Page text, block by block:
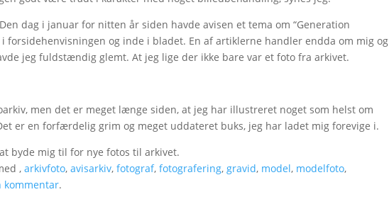
dag i januar for nitten år siden havde avisen et tema om “Generation
forsidehenvisningen og inde i bladet. En af artiklerne handler endda om mig og
jeg fuldstændig glemt. At jeg lige der ikke bare var et foto fra arkivet.
men det er meget længe siden, at jeg har illustreret noget som helst om
er en forfærdelig grim og meget uddateret buks, jeg har ladet mig forevige i.
byde mig til for nye fotos til arkivet.
,arkivfoto,avisarkiv,fotograf,fotografering,gravid, model, modelfoto,
kommentar.